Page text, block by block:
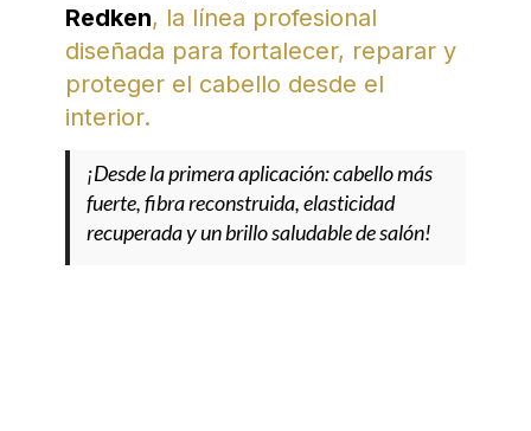
Redken, la línea profesional
diseñada para fortalecer, reparar y
proteger el cabello desde el
interior.
¡Desde la primera aplicación: cabello más
fuerte, fibra reconstruida, elasticidad
recuperada y un brillo saludable de salón!